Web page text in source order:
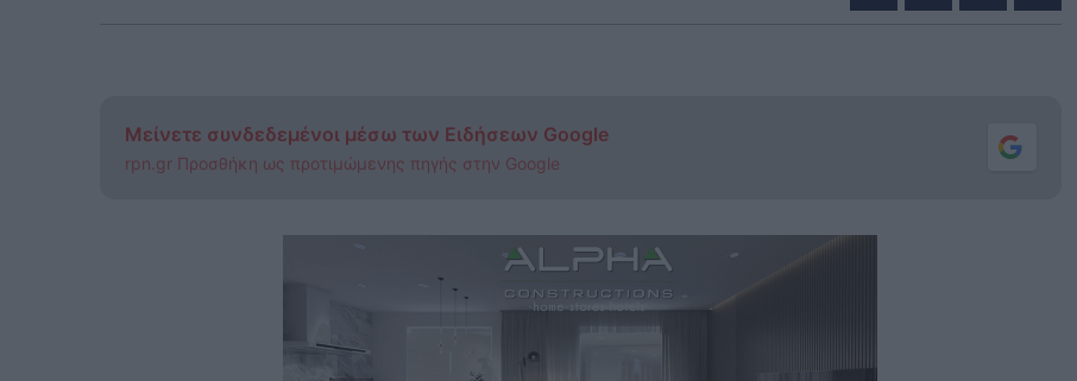
Μείνετε συνδεδεμένοι μέσω των Ειδήσεων Google
rpn.gr Προσθήκη ως προτιμώμενης πηγής στην Google